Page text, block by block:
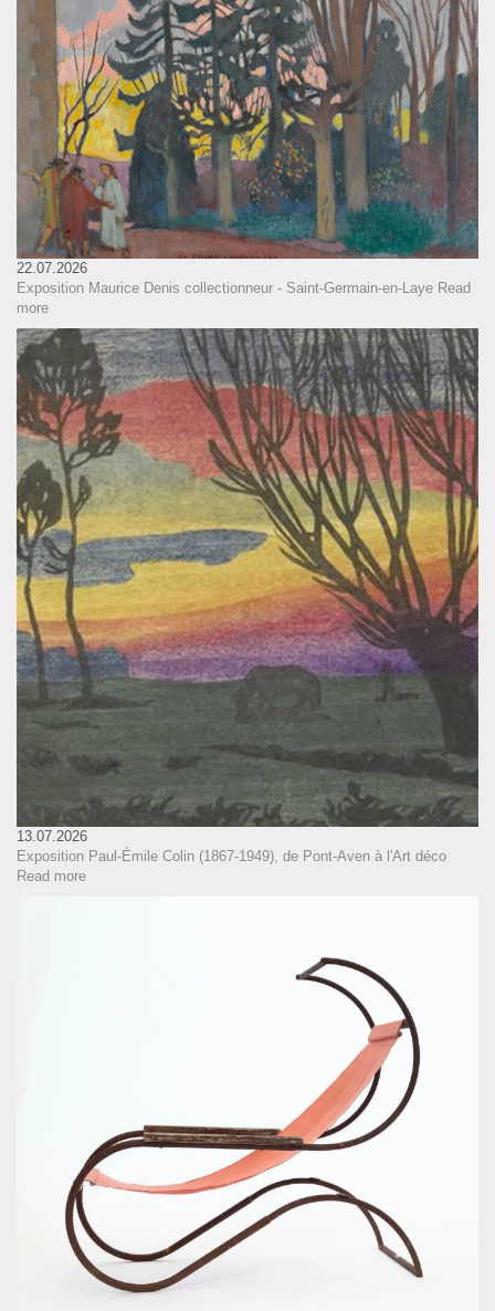
22.07.2026
Exposition Maurice Denis collectionneur - Saint-Germain-en-Laye Read
more
13.07.2026
Exposition Paul-Émile Colin (1867-1949), de Pont-Aven à l'Art déco
Read more